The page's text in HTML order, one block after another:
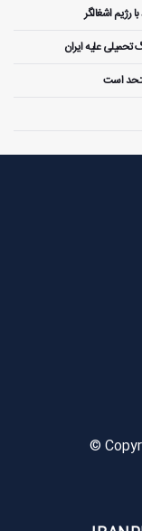
رژیم اشغالگر
علیه ایران
متحد است
©